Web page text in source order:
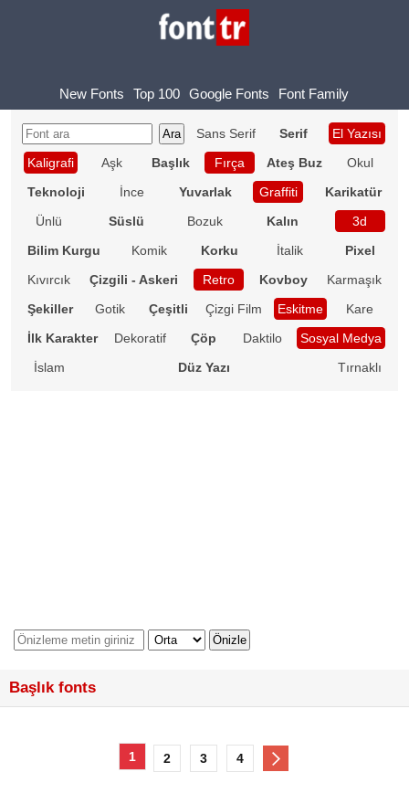
New Fonts Top 100 Google Fonts Font Family
Sans Serif Serif
El Yazısı
Kaligrafi
Aşk Başlık Fırça Ateş Buz
Okul
Teknoloji
İnce Yuvarlak Graffiti
Karikatür
Ünlü
Süslü Bozuk Kalın
3d
Bilim Kurgu
Komik Korku İtalik
Pixel
Kıvırcık
Çizgili - Askeri Retro Kovboy
Karmaşık
Şekiller
Gotik Çeşitli Çizgi Film Eskitme
Kare
İlk Karakter
Dekoratif Çöp Daktilo
Sosyal Medya
İslam
Düz Yazı Tırnaklı
Başlık fonts
1 2 3 4